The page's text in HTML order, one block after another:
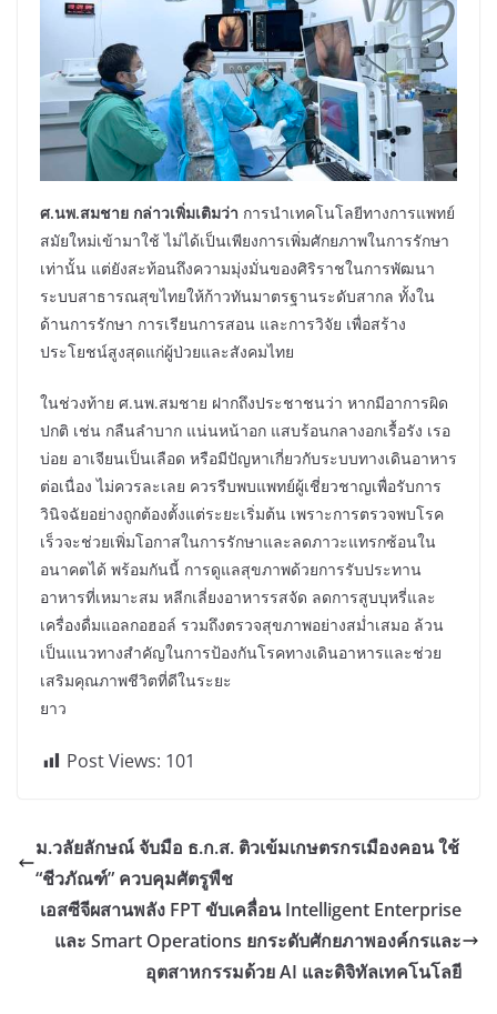
ศ.นพ.สมชาย กล่าวเพิ่มเติมว่า การนำเทคโนโลยีทางการแพทย์
สมัยใหม่เข้ามาใช้ ไม่ได้เป็นเพียงการเพิ่มศักยภาพในการรักษา
เท่านั้น แต่ยังสะท้อนถึงความมุ่งมั่นของศิริราชในการพัฒนา
ระบบสาธารณสุขไทยให้ก้าวทันมาตรฐานระดับสากล ทั้งใน
ด้านการรักษา การเรียนการสอน และการวิจัย เพื่อสร้าง
ประโยชน์สูงสุดแก่ผู้ป่วยและสังคมไทย
ในช่วงท้าย ศ.นพ.สมชาย ฝากถึงประชาชนว่า หากมีอาการผิด
ปกติ เช่น กลืนลำบาก แน่นหน้าอก แสบร้อนกลางอกเรื้อรัง เรอ
บ่อย อาเจียนเป็นเลือด หรือมีปัญหาเกี่ยวกับระบบทางเดินอาหาร
ต่อเนื่อง ไม่ควรละเลย ควรรีบพบแพทย์ผู้เชี่ยวชาญเพื่อรับการ
วินิจฉัยอย่างถูกต้องตั้งแต่ระยะเริ่มต้น เพราะการตรวจพบโรค
เร็วจะช่วยเพิ่มโอกาสในการรักษาและลดภาวะแทรกซ้อนใน
อนาคตได้ พร้อมกันนี้ การดูแลสุขภาพด้วยการรับประทาน
อาหารที่เหมาะสม หลีกเลี่ยงอาหารรสจัด ลดการสูบบุหรี่และ
เครื่องดื่มแอลกอฮอล์ รวมถึงตรวจสุขภาพอย่างสม่ำเสมอ ล้วน
เป็นแนวทางสำคัญในการป้องกันโรคทางเดินอาหารและช่วย
เสริมคุณภาพชีวิตที่ดีในระยะ
ยาว
Post Views: 101
ม.วลัยลักษณ์ จับมือ ธ.ก.ส. ติวเข้มเกษตรกรเมืองคอน ใช้
“ชีวภัณฑ์” ควบคุมศัตรูพืช
เอสซีจีผสานพลัง FPT ขับเคลื่อน Intelligent Enterprise
และ Smart Operations ยกระดับศักยภาพองค์กรและ
อุตสาหกรรมด้วย AI และดิจิทัลเทคโนโลยี